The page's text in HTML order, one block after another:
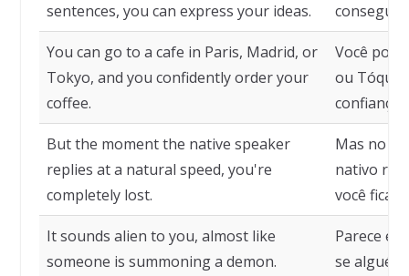
sentences, you can express your ideas.
consegue
You can go to a cafe in Paris, Madrid, or
Tokyo, and you confidently order your
coffee.
Você
ou
confiança.
But the moment the native speaker
replies at a natural speed, you're
completely lost.
Mas no
nativo
você fica
It sounds alien to you, almost like
someone is summoning a demon.
Parece
se